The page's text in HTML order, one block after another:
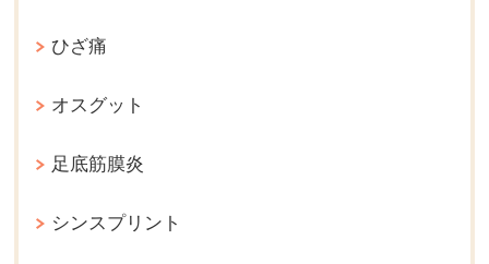
ひざ痛
オスグット
足底筋膜炎
シンスプリント